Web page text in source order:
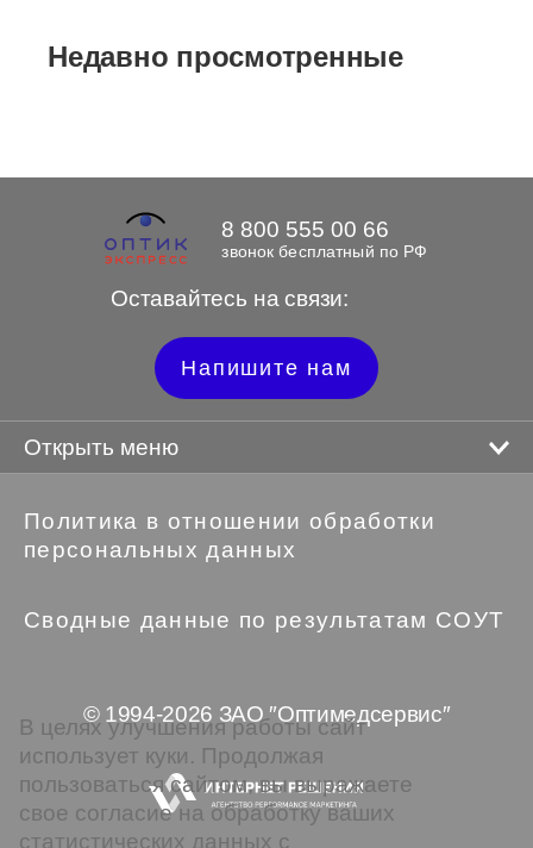
Недавно просмотренные
Оставайтесь на связи:
8 800 555 00 66
звонок бесплатный по РФ
Напишите нам
Открыть меню
Политика в отношении обработки
персональных данных
Сводные данные по результатам СОУТ
© 1994-2026 ЗАО ″Оптимедсервис″
В целях улучшения работы сайт
использует куки. Продолжая
пользоваться сайтом, вы выражаете
свое согласие на обработку ваших
статистических данных с